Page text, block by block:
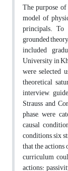
The purpose
model of
principals. To
grounded
included
University in
were selected
theoretical
interview,
Strauss and
phase, were
causal
conditions, six
that the
curriculum
actions: